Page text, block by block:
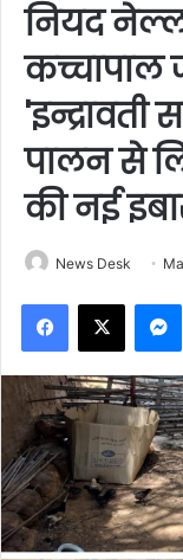
नियद
कच्चापाल
'इन्द्रावती
पालन से
की नई
News Desk
Facebook
X